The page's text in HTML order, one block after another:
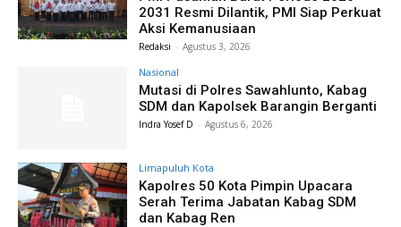
2031 Resmi Dilantik, PMI Siap Perkuat
Aksi Kemanusiaan
Redaksi - Agustus 3, 2026
Nasional
Mutasi di Polres Sawahlunto, Kabag
SDM dan Kapolsek Barangin Berganti
Indra Yosef D - Agustus 6, 2026
Limapuluh Kota
Kapolres 50 Kota Pimpin Upacara
Serah Terima Jabatan Kabag SDM
dan Kabag Ren